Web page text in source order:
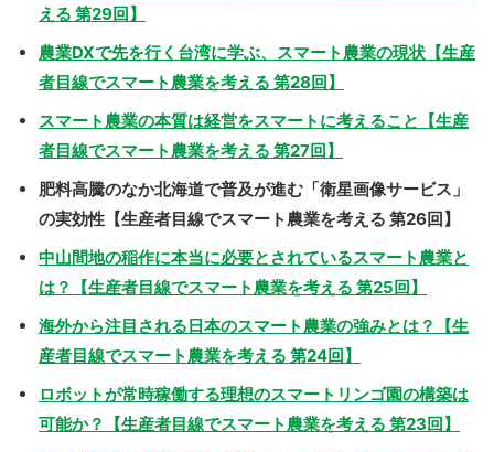
える 第29回】
農業DXで先を行く台湾に学ぶ、スマート農業の現状【生産
者目線でスマート農業を考える 第28回】
スマート農業の本質は経営をスマートに考えること【生産
者目線でスマート農業を考える 第27回】
肥料高騰のなか北海道で普及が進む「衛星画像サービス」
の実効性【生産者目線でスマート農業を考える 第26回】
中山間地の稲作に本当に必要とされているスマート農業と
は？【生産者目線でスマート農業を考える 第25回】
海外から注目される日本のスマート農業の強みとは？【生
産者目線でスマート農業を考える 第24回】
ロボットが常時稼働する理想のスマートリンゴ園の構築は
可能か？【生産者目線でスマート農業を考える 第23回】